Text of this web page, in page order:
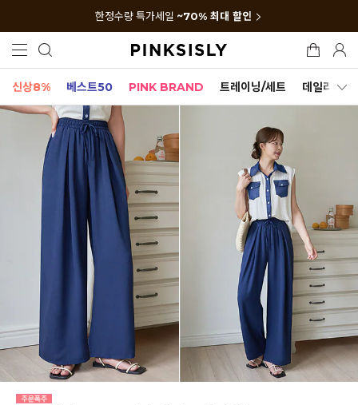
한정수량 특가세일 ~70% 최대 할인
신상8% 베스트50 PINK BRAND 트레이닝/세트 데일리세트